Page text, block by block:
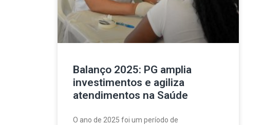
Balanço 2025: PG amplia
investimentos e agiliza
atendimentos na Saúde
O ano de 2025 foi um período de